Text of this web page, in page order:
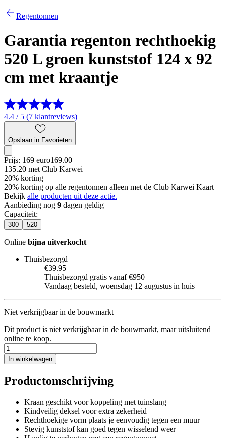
Regentonnen
Garantia regenton rechthoekig
520 L groen kunststof 124 x 92
cm met kraantje
4.4 / 5 (7 klantreviews)
Opslaan in Favorieten
Prijs: 169 euro169.00
135.20 met Club Karwei
20% korting
20% korting op alle regentonnen alleen met de Club Karwei Kaart
Bekijk alle producten uit deze actie.
Aanbieding nog 9 dagen geldig
Capaciteit:
300 520
Online bijna uitverkocht
Thuisbezorgd
€39.95
Thuisbezorgd gratis vanaf €950
Vandaag besteld, woensdag 12 augustus in huis
Niet verkrijgbaar in de bouwmarkt
Dit product is niet verkrijgbaar in de bouwmarkt, maar uitsluitend
online te koop.
In winkelwagen
Productomschrijving
Kraan geschikt voor koppeling met tuinslang
Kindveilig deksel voor extra zekerheid
Rechthoekige vorm plaats je eenvoudig tegen een muur
Stevig kunststof kan goed tegen wisselend weer